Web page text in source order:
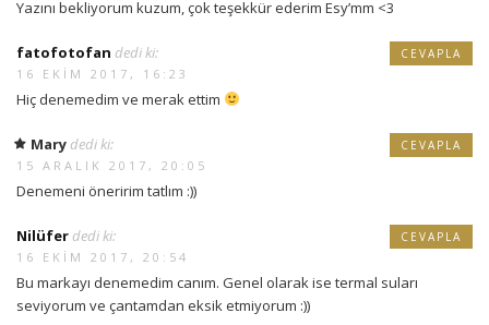
Yazını bekliyorum kuzum, çok teşekkür ederim Esy’mm <3
fatofotofan dedi ki:
16 EKIM 2017, 16:23
Hiç denemedim ve merak ettim
CEVAPLA
Mary dedi ki:
15 ARALIK 2017, 20:05
Denemeni öneririm tatlım :))
CEVAPLA
Nilüfer dedi ki:
16 EKIM 2017, 20:54
Bu markayı denemedim canım. Genel olarak ise termal suları
seviyorum ve çantamdan eksik etmiyorum :))
CEVAPLA